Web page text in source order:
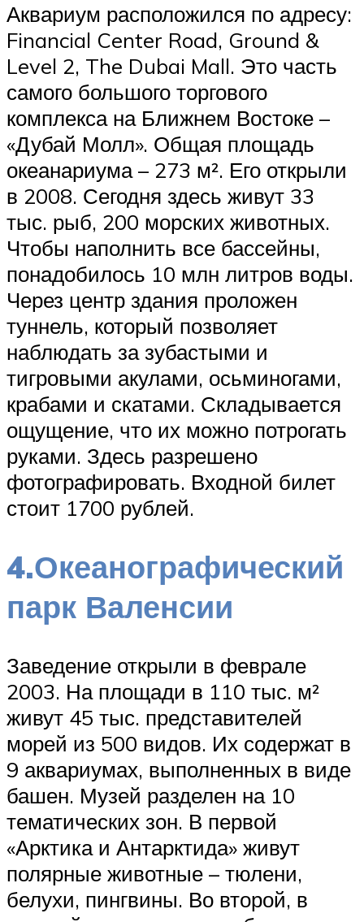
Аквариум расположился по адресу:
Financial Center Road, Ground &
Level 2, The Dubai Mall. Это часть
самого большого торгового
комплекса на Ближнем Востоке –
«Дубай Молл». Общая площадь
океанариума – 273 м². Его открыли
в 2008. Сегодня здесь живут 33
тыс. рыб, 200 морских животных.
Чтобы наполнить все бассейны,
понадобилось 10 млн литров воды.
Через центр здания проложен
туннель, который позволяет
наблюдать за зубастыми и
тигровыми акулами, осьминогами,
крабами и скатами. Складывается
ощущение, что их можно потрогать
руками. Здесь разрешено
фотографировать. Входной билет
стоит 1700 рублей.
4.Океанографический
парк Валенсии
Заведение открыли в феврале
2003. На площади в 110 тыс. м²
живут 45 тыс. представителей
морей из 500 видов. Их содержат в
9 аквариумах, выполненных в виде
башен. Музей разделен на 10
тематических зон. В первой
«Арктика и Антарктида» живут
полярные животные – тюлени,
белухи, пингвины. Во второй, в